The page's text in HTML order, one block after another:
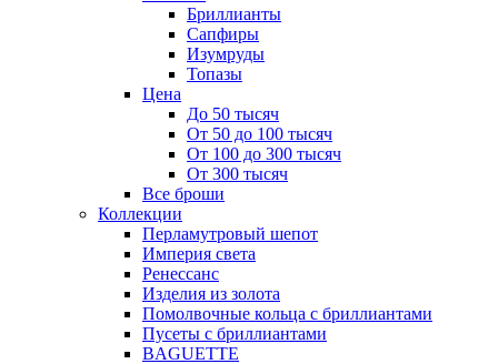
Бриллианты
Сапфиры
Изумруды
Топазы
Цена
До 50 тысяч
От 50 до 100 тысяч
От 100 до 300 тысяч
От 300 тысяч
Все броши
Коллекции
Перламутровый шепот
Империя света
Ренессанс
Изделия из золота
Помолвочные кольца с бриллиантами
Пусеты с бриллиантами
BAGUETTE